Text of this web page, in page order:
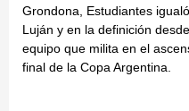
Grondona, Estudiantes
Luján y en la definición
equipo que milita en el
final de la Copa Argentina.